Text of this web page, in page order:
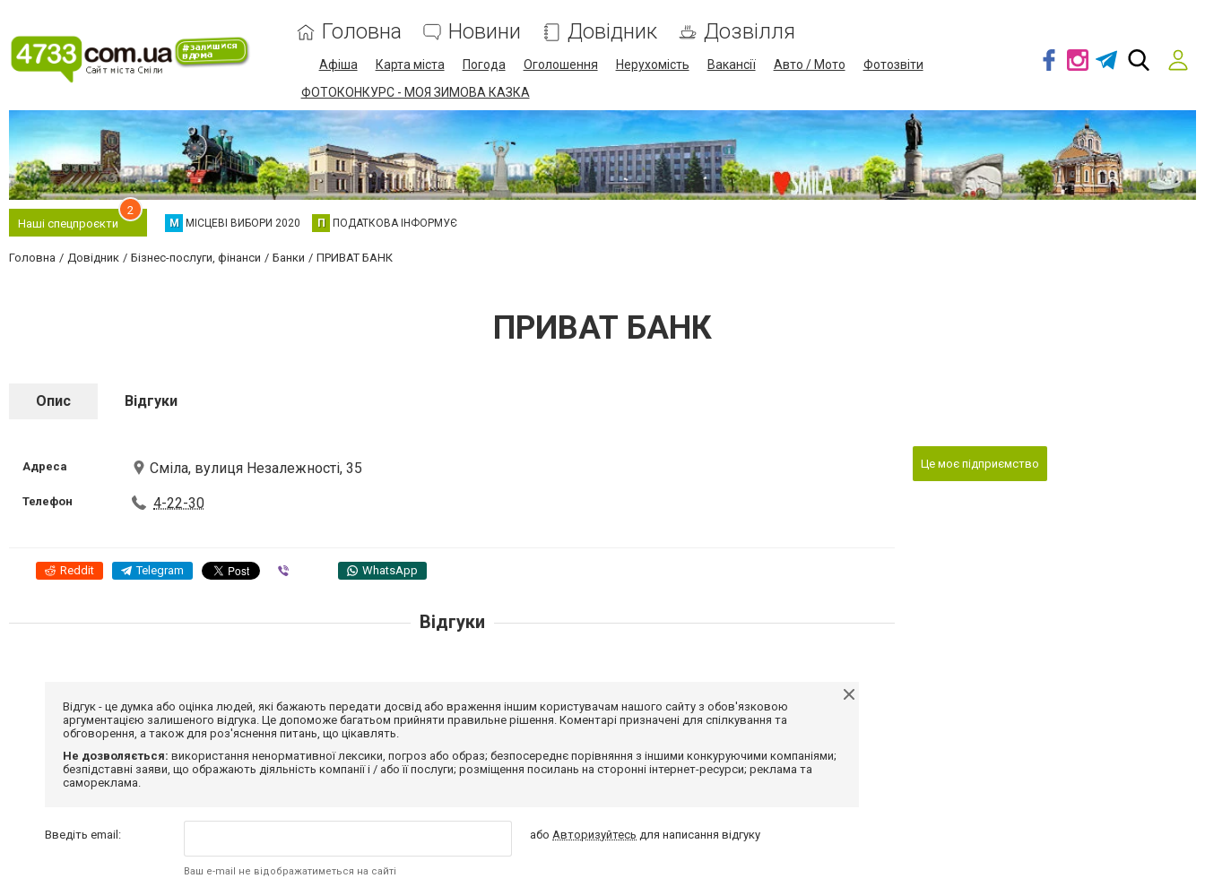
Головна Новини Довідник Дозвілля
Афіша Карта міста Погода Оголошення Нерухомість Вакансії Авто / Мото
Фотозвіти
ФОТОКОНКУРС - МОЯ ЗИМОВА КАЗКА
Наші спецпроєкти
2
М МІСЦЕВІ ВИБОРИ 2020 П ПОДАТКОВА ІНФОРМУЄ
Головна Довідник Бізнес-послуги, фінанси Банки ПРИВАТ БАНК
ПРИВАТ БАНК
Опис Відгуки
Адреса Сміла, вулиця Незалежності, 35
Телефон 4-22-30
Reddit Telegram WhatsApp
Це моє підприємство
Відгуки
Відгук - це думка або оцінка людей, які бажають передати досвід або враження іншим користувачам нашого сайту з обов'язковою
аргументацією залишеного відгука. Це допоможе багатьом прийняти правильне рішення. Коментарі призначені для спілкування та
обговорення, а також для роз'яснення питань, що цікавлять.
Не дозволяється: використання ненормативної лексики, погроз або образ; безпосереднє порівняння з іншими конкуруючими компаніями;
безпідставні заяви, що ображають діяльність компанії і / або її послуги; розміщення посилань на сторонні інтернет-ресурси; реклама та
самореклама.
Введіть email:
Ваш e-mail не відображатиметься на сайті
абоАвторизуйтесь для написання відгуку